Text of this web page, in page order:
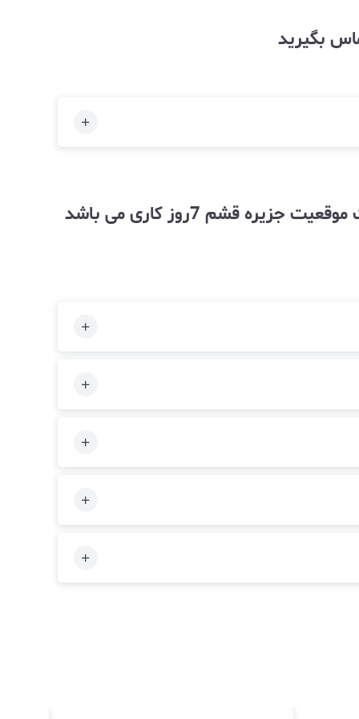
بگیرید
توجه زمان آماده سازی و ارسال کالا به خاطر حجم بالای سفارشات وارسال از طریق دریا به علت موقعیت جزیره قشم 7روز کاری می باشد